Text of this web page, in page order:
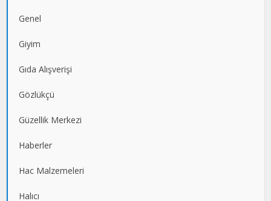
Genel
Giyim
Gıda Alışverişi
Gözlükçü
Güzellik Merkezi
Haberler
Hac Malzemeleri
Halıcı